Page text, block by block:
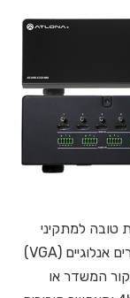
טובה למתקיני
AV היות ולכניסות HDBaseT ניתן לחבר חיבורים אנלוגיים (VGA)
100 מטרים מהמקור המשדר או